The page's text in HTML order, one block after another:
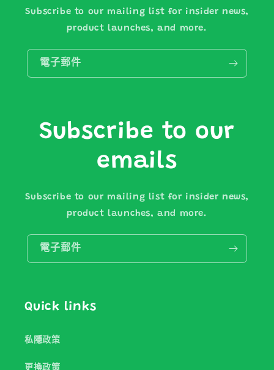
Subscribe to our mailing list for insider news,
product launches, and more.
電子郵件
Subscribe to our
emails
Subscribe to our mailing list for insider news,
product launches, and more.
電子郵件
Quick links
私隱政策
更換政策